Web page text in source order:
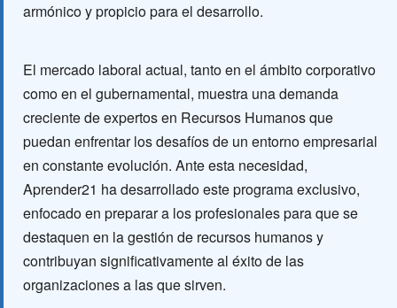
armónico y propicio para el desarrollo.
El mercado laboral actual, tanto en el ámbito corporativo
como en el gubernamental, muestra una demanda
creciente de expertos en Recursos Humanos que
puedan enfrentar los desafíos de un entorno empresarial
en constante evolución. Ante esta necesidad,
Aprender21 ha desarrollado este programa exclusivo,
enfocado en preparar a los profesionales para que se
destaquen en la gestión de recursos humanos y
contribuyan significativamente al éxito de las
organizaciones a las que sirven.